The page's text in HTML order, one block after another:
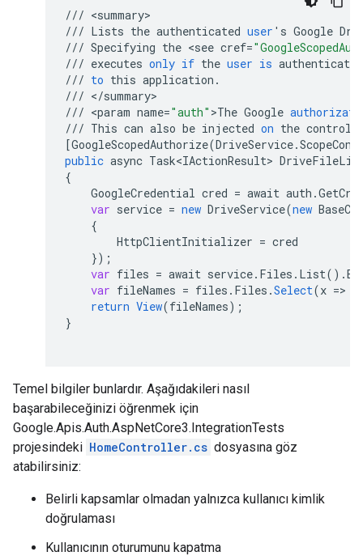
/// <summary
/// Lists the authenticated user ' s Google
/// Specifying the <see cref=
/// executes only if the user is authenticated
/// to this application .
/// </summary
/// <param name="auth" >The Google
/// This can also be injected on the
[
public async Task<IActionResult>
{
GoogleCredential cred = await auth .
var service = new DriveService(new
{
HttpClientInitializer = cred
});
var files = await service. Files . List().
var fileNames = files . Files .Select(x =>
return View(fileNames);
}
Temel bilgiler bunlardır. Aşağıdakileri nasıl
başarabileceğinizi öğrenmek için
Google.Apis.Auth.AspNetCore3.IntegrationTests
projesindeki HomeController.cs dosyasına göz
atabilirsiniz:
Belirli kapsamlar olmadan yalnızca kullanıcı kimlik
doğrulaması
Kullanıcının oturumunu kapatma